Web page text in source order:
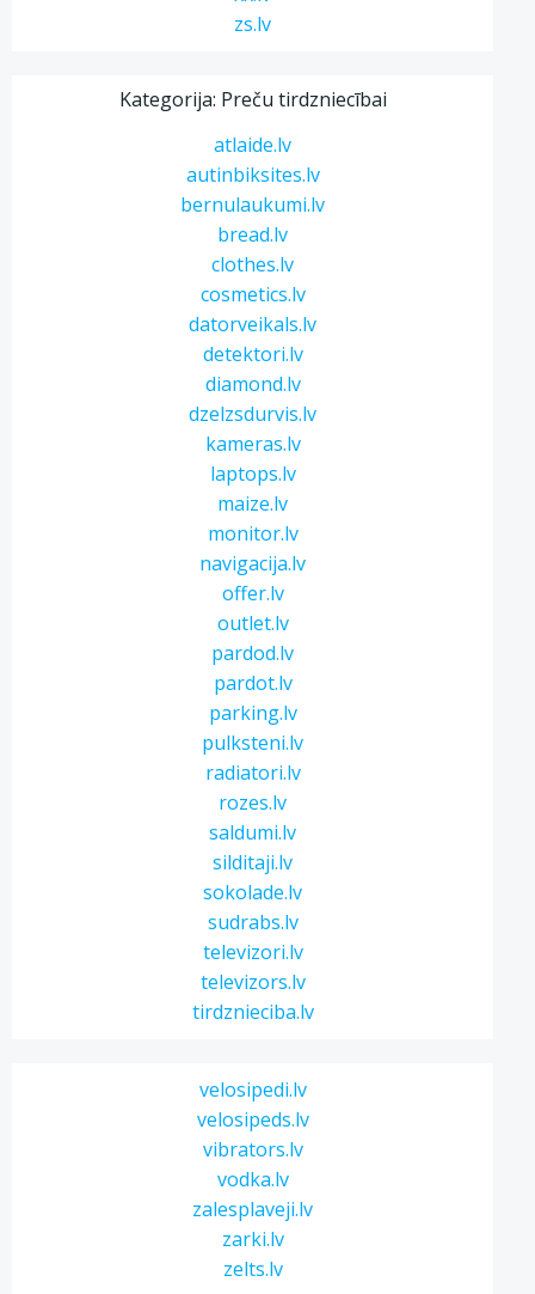
zs.lv
Kategorija: Preču tirdzniecībai
atlaide.lv
autinbiksites.lv
bernulaukumi.lv
bread.lv
clothes.lv
cosmetics.lv
datorveikals.lv
detektori.lv
diamond.lv
dzelzsdurvis.lv
kameras.lv
laptops.lv
maize.lv
monitor.lv
navigacija.lv
offer.lv
outlet.lv
pardod.lv
pardot.lv
parking.lv
pulksteni.lv
radiatori.lv
rozes.lv
saldumi.lv
silditaji.lv
sokolade.lv
sudrabs.lv
televizori.lv
televizors.lv
tirdznieciba.lv
velosipedi.lv
velosipeds.lv
vibrators.lv
vodka.lv
zalesplaveji.lv
zarki.lv
zelts.lv